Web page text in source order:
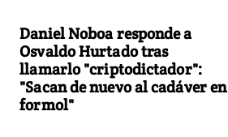
Daniel Noboa responde a
Osvaldo Hurtado tras
llamarlo "criptodictador":
"Sacan de nuevo al cadáver en
formol"